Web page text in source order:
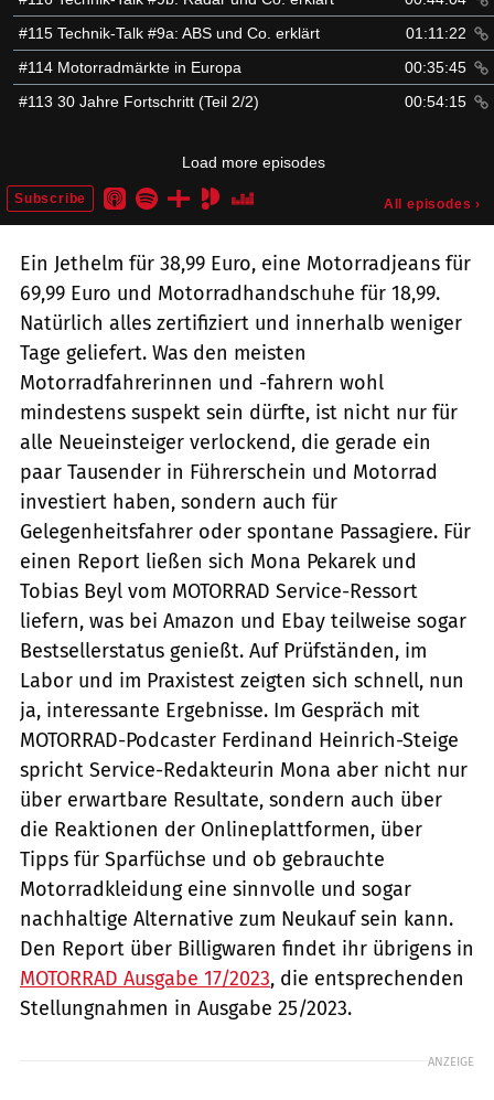
Ein Jethelm für 38,99 Euro, eine Motorradjeans für
69,99 Euro und Motorradhandschuhe für 18,99.
Natürlich alles zertifiziert und innerhalb weniger
Tage geliefert. Was den meisten
Motorradfahrerinnen und -fahrern wohl
mindestens suspekt sein dürfte, ist nicht nur für
alle Neueinsteiger verlockend, die gerade ein
paar Tausender in Führerschein und Motorrad
investiert haben, sondern auch für
Gelegenheitsfahrer oder spontane Passagiere. Für
einen Report ließen sich Mona Pekarek und
Tobias Beyl vom MOTORRAD Service-Ressort
liefern, was bei Amazon und Ebay teilweise sogar
Bestsellerstatus genießt. Auf Prüfständen, im
Labor und im Praxistest zeigten sich schnell, nun
ja, interessante Ergebnisse. Im Gespräch mit
MOTORRAD-Podcaster Ferdinand Heinrich-Steige
spricht Service-Redakteurin Mona aber nicht nur
über erwartbare Resultate, sondern auch über
die Reaktionen der Onlineplattformen, über
Tipps für Sparfüchse und ob gebrauchte
Motorradkleidung eine sinnvolle und sogar
nachhaltige Alternative zum Neukauf sein kann.
Den Report über Billigwaren findet ihr übrigens in
MOTORRAD Ausgabe 17/2023, die entsprechenden
Stellungnahmen in Ausgabe 25/2023.
ANZEIGE